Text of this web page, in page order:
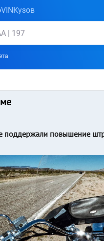
VIN Кузов
поддержали повышение